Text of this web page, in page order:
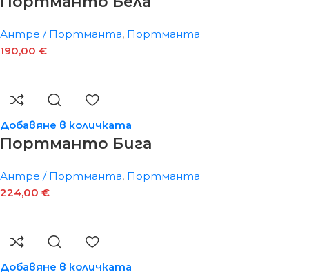
Антре / Портманта, Портманта
190,00 €
Добавяне в количката
Портманто Бига
Антре / Портманта, Портманта
224,00 €
Добавяне в количката